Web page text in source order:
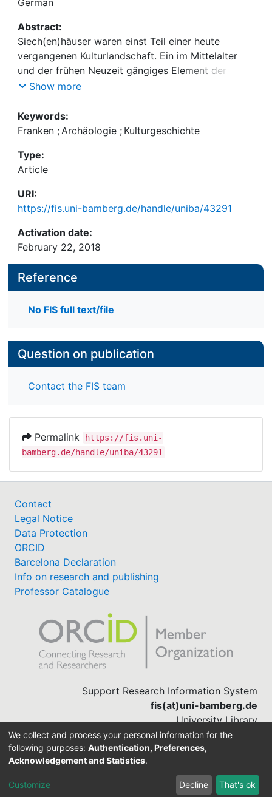
German
Abstract:
Siech(en)häuser waren einst Teil einer heute
vergangenen Kulturlandschaft. Ein im Mittelalter
und der frühen Neuzeit gängiges Element der
Landschaft, häufig im ländlichen Raum zwischen
ihren Lebensabend verbrachten, wurden sie mit
dem Verschwinden der Lepra in Deutschland ab
Siechenhaus Gerolzhofen dessen archäologische
Reste nur noch mit geophysikalischen Methoden
aufgespürt werden konnte.
Show more
Keywords:
Franken ; Archäologie ; Kulturgeschichte
Type:
Article
URI:
https://fis.uni-bamberg.de/handle/uniba/43291
Activation date:
February 22, 2018
Reference
No FIS full text/file
Question on publication
Contact the FIS team
Permalink
https://fis.uni-
bamberg.de/handle/uniba/43291
Contact
Legal Notice
Data Protection
ORCID
Barcelona Declaration
Info on research and publishing
Professor Catalogue
Support Research Information System
fis(at)uni-bamberg.de
University Library
(0951) 863-1568
DSpace-CRIS software
We collect and process your personal information for the
following purposes: Authentication, Preferences,
Acknowledgement and Statistics.
Customize Decline That's ok